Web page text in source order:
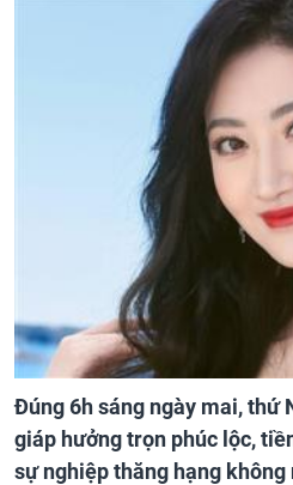
Đúng 6h sáng ngày mai, thứ
giáp hưởng trọn phúc lộc,
sự nghiệp thăng hạng không